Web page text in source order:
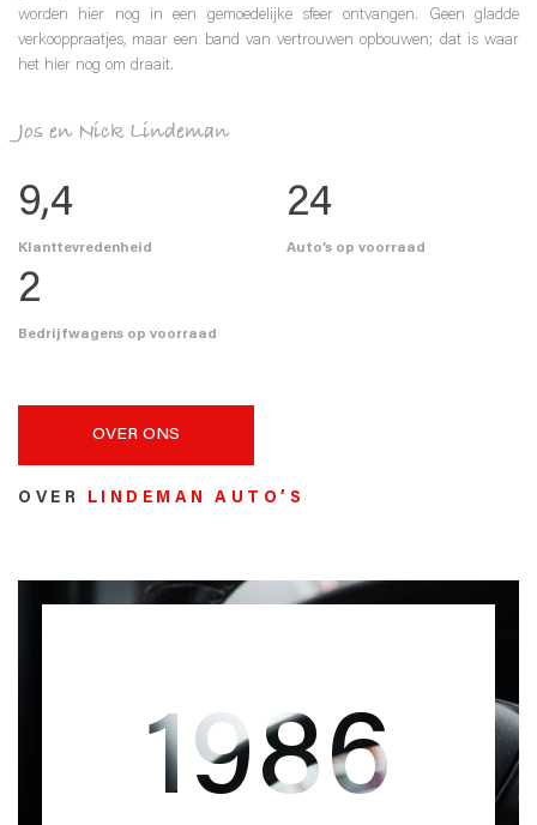
worden hier nog in een gemoedelijke sfeer ontvangen. Geen gladde
verkooppraatjes, maar een band van vertrouwen opbouwen; dat is waar
het hier nog om draait.
Jos en Nick Lindeman
9,4
Klanttevredenheid
24
Auto’s op voorraad
2
Bedrijfwagens op voorraad
OVER ONS
OVER LINDEMAN AUTO’S
1986